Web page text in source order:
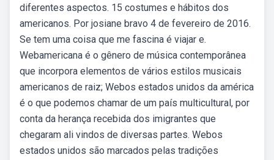
diferentes aspectos. 15 costumes e hábitos dos
americanos. Por josiane bravo 4 de fevereiro de 2016.
Se tem uma coisa que me fascina é viajar e.
Webamericana é o gênero de música contemporânea
que incorpora elementos de vários estilos musicais
americanos de raiz; Webos estados unidos da américa
é o que podemos chamar de um país multicultural, por
conta da herança recebida dos imigrantes que
chegaram ali vindos de diversas partes. Webos
estados unidos são marcados pelas tradições